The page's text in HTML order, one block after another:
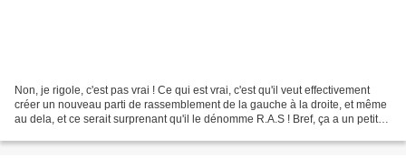
Non, je rigole, c'est pas vrai ! Ce qui est vrai, c'est qu'il veut effectivement
créer un nouveau parti de rassemblement de la gauche à la droite, et même
au dela, et ce serait surprenant qu'il le dénomme R.A.S ! Bref, ça a un petit